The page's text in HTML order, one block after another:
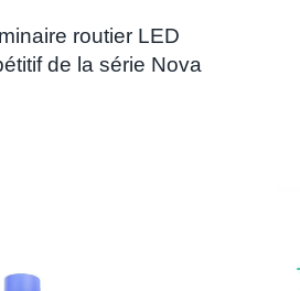
routier LED
de la série Nova